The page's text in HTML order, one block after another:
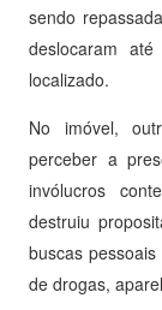
sendo
deslocaram
localizado.
No imóvel,
perceber a
invólucros
destruiu
buscas
de drogas,